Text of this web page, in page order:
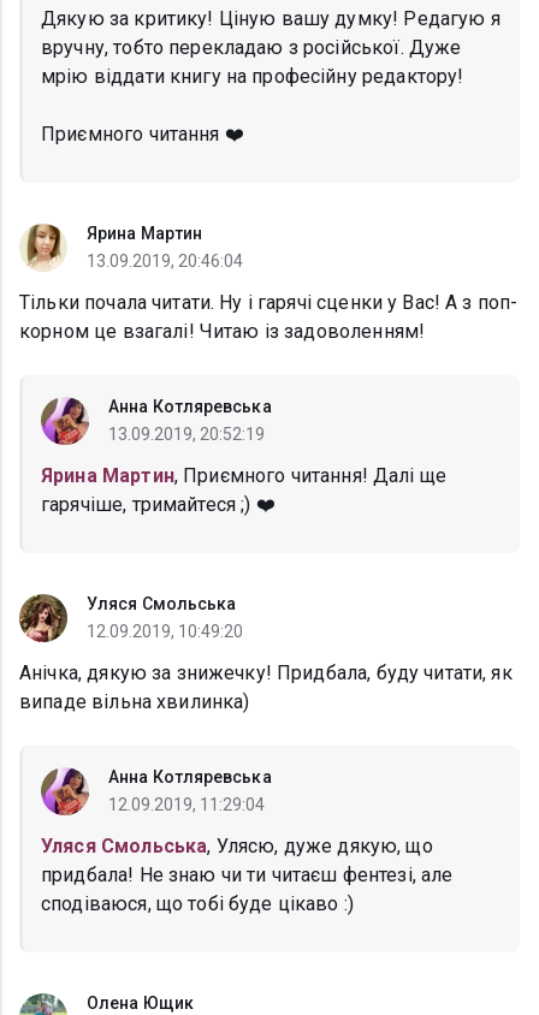
Дякую за критику! Ціную вашу думку! Редагую я
вручну, тобто перекладаю з російської. Дуже
мрію віддати книгу на професійну редактору!
Приємного читання ❤️
Ярина Мартин
13.09.2019, 20:46:04
Тільки почала читати. Ну і гарячі сценки у Вас! А з поп-
корном це взагалі! Читаю із задоволенням!
Анна Котляревська
13.09.2019, 20:52:19
Ярина Мартин, Приємного читання! Далі ще
гарячіше, тримайтеся ;) ❤️
Уляся Смольська
12.09.2019, 10:49:20
Анічка, дякую за знижечку! Придбала, буду читати, як
випаде вільна хвилинка)
Анна Котляревська
12.09.2019, 11:29:04
Уляся Смольська, Улясю, дуже дякую, що
придбала! Не знаю чи ти читаєш фентезі, але
сподіваюся, що тобі буде цікаво :)
Олена Ющик